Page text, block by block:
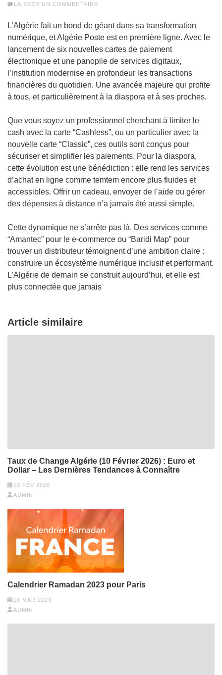
LAISSER UN COMMENTAIRE
L’Algérie fait un bond de géant dans sa transformation
numérique, et Algérie Poste est en première ligne. Avec le
lancement de six nouvelles cartes de paiement
électronique et une panoplie de services digitaux,
l’institution modernise en profondeur les transactions
financières du quotidien. Une avancée majeure qui profite
à tous, et particulièrement à la diaspora et à ses proches.
Que vous soyez un professionnel cherchant à limiter le
cash avec la carte “Cashless”, ou un particulier avec la
nouvelle carte “Classic”, ces outils sont conçus pour
sécuriser et simplifier les paiements. Pour la diaspora,
cette évolution est une bénédiction : elle rend les services
d’achat en ligne comme temtem encore plus fluides et
accessibles. Offrir un cadeau, envoyer de l’aide ou gérer
des dépenses à distance n’a jamais été aussi simple.
Cette dynamique ne s’arrête pas là. Des services comme
“Amantec” pour le e-commerce ou “Baridi Map” pour
trouver un distributeur témoignent d’une ambition claire :
construire un écosystème numérique inclusif et performant.
L’Algérie de demain se construit aujourd’hui, et elle est
plus connectée que jamais
Article similaire
Taux de Change Algérie (10 Février 2026) : Euro et
Dollar – Les Dernières Tendances à Connaître
10 FÉV 2026
ADMIN
Calendrier Ramadan 2023 pour Paris
16 MAR 2023
ADMIN